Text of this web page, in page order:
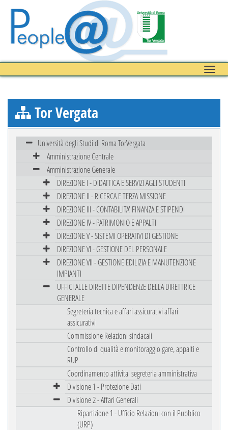
Toggle
Tor Vergata
Università degli Studi di Roma TorVergata
Amministrazione Centrale
Amministrazione Generale
DIREZIONE I - DIDATTICA E SERVIZI AGLI STUDENTI
DIREZIONE II - RICERCA E TERZA MISSIONE
DIREZIONE III - CONTABILITA' FINANZA E STIPENDI
DIREZIONE IV - PATRIMONIO E APPALTI
DIREZIONE V - SISTEMI OPERATIVI DI GESTIONE
DIREZIONE VI - GESTIONE DEL PERSONALE
DIREZIONE VII - GESTIONE EDILIZIA E MANUTENZIONE
IMPIANTI
UFFICI ALLE DIRETTE DIPENDENZE DELLA DIRETTRICE
GENERALE
Segreteria tecnica e affari assicurativi affari
assicurativi
Commissione Relazioni sindacali
Controllo di qualità e monitoraggio gare, appalti e
RUP
Coordinamento attivita' segreteria amministrativa
Divisione 1 - Protezione Dati
Divisione 2 - Affari Generali
Ripartizione 1 - Ufficio Relazioni con il Pubblico
(URP)